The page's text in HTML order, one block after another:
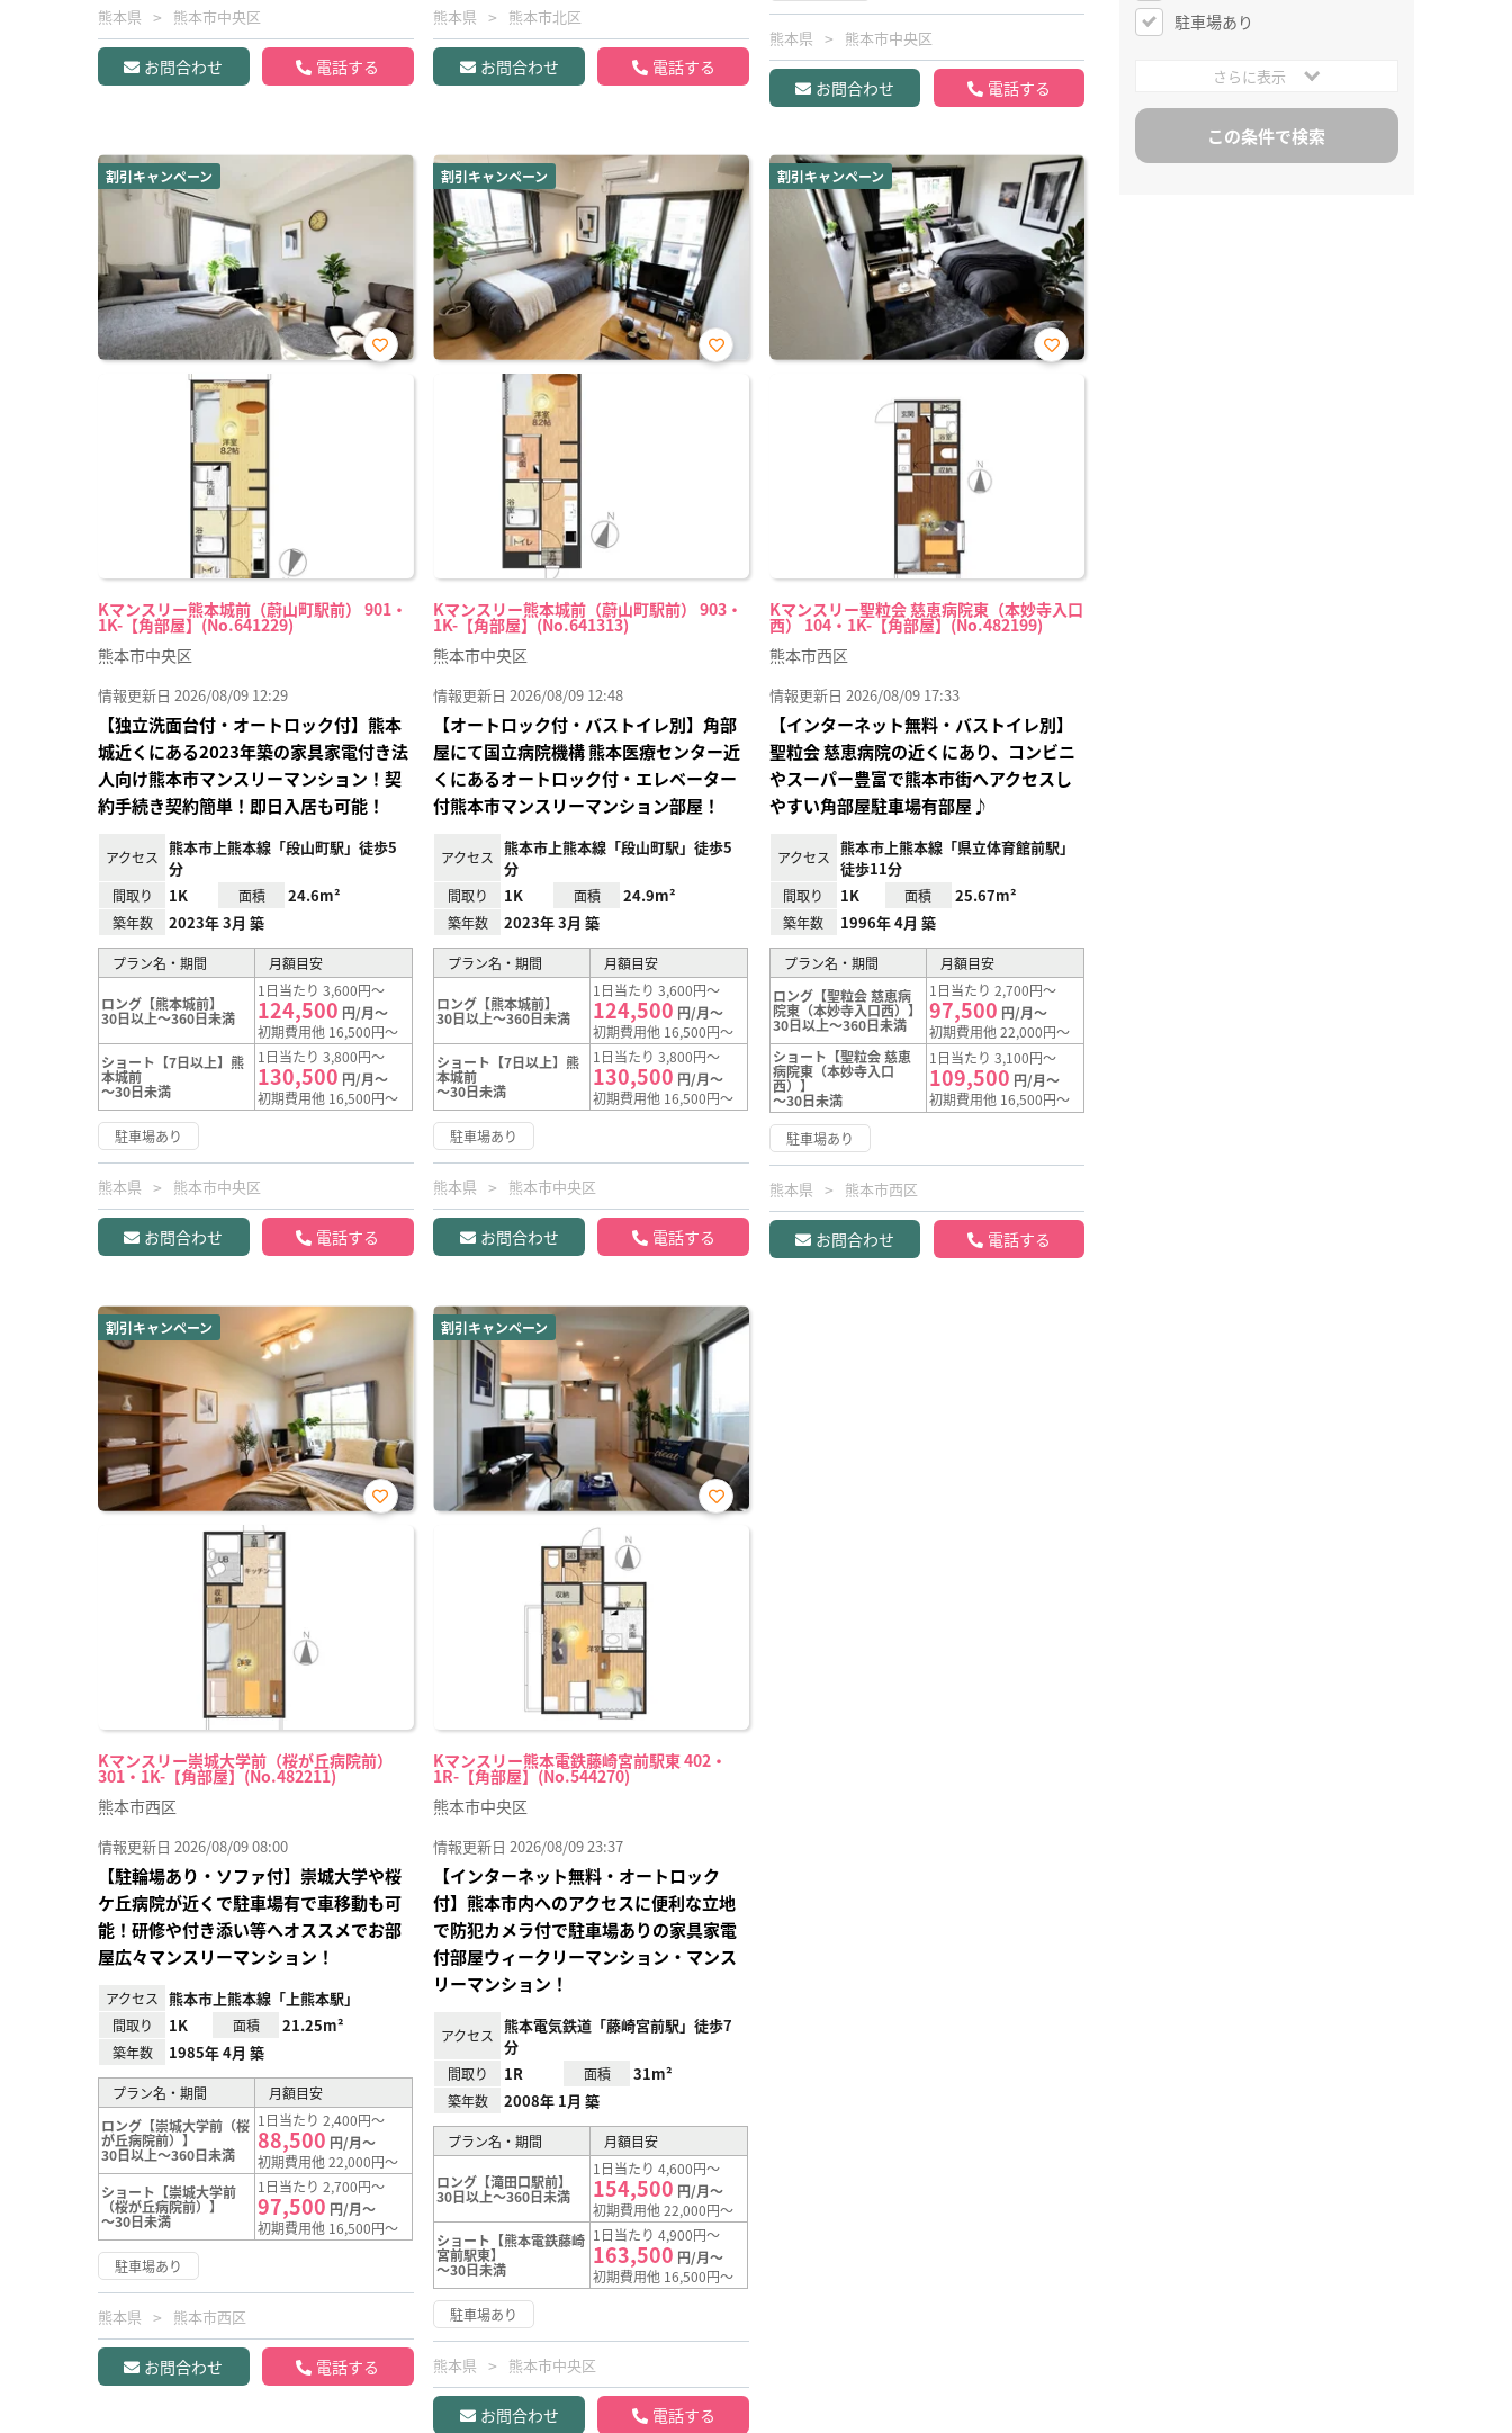
熊本県 熊本市中央区
お問合わせ 電話する
熊本県 熊本市北区
お問合わせ 電話する
熊本県 熊本市中央区
お問合わせ 電話する
割引キャンペーン
Kマンスリー熊本城前（蔚山町駅前） 901・
1K-【角部屋】(No.641229)
お気
熊本市中央区
情報更新日 2026/08/09 12:29
【独立洗面台付・オートロック付】熊本
城近くにある2023年築の家具家電付き法
人向け熊本市マンスリーマンション！契
約手続き契約簡単！即日入居も可能！
アクセス
熊本市上熊本線「段山町駅」徒歩5
分
間取り 1K 面積 24.6m²
築年数 2023年 3月 築
プラン名・期間 月額目安
ロング【熊本城前】
30日以上～360日未満
1日当たり 3,600円～
124,500 円/月～
初期費用他 16,500円～
ショート【7日以上】熊
本城前
～30日未満
1日当たり 3,800円～
130,500 円/月～
初期費用他 16,500円～
駐車場あり
熊本県 熊本市中央区
お問合わせ 電話する
割引キャンペーン
Kマンスリー熊本城前（蔚山町駅前） 903・
1K-【角部屋】(No.641313)
お気
熊本市中央区
情報更新日 2026/08/09 12:48
【オートロック付・バストイレ別】角部
屋にて国立病院機構 熊本医療センター近
くにあるオートロック付・エレベーター
付熊本市マンスリーマンション部屋！
アクセス
熊本市上熊本線「段山町駅」徒歩5
分
間取り 1K 面積 24.9m²
築年数 2023年 3月 築
プラン名・期間 月額目安
ロング【熊本城前】
30日以上～360日未満
1日当たり 3,600円～
124,500 円/月～
初期費用他 16,500円～
ショート【7日以上】熊
本城前
～30日未満
1日当たり 3,800円～
130,500 円/月～
初期費用他 16,500円～
駐車場あり
熊本県 熊本市中央区
お問合わせ 電話する
割引キャンペーン
Kマンスリー聖粒会 慈恵病院東（本妙寺入口
西） 104・1K-【角部屋】(No.482199)
お気
熊本市西区
情報更新日 2026/08/09 17:33
【インターネット無料・バストイレ別】
聖粒会 慈恵病院の近くにあり、コンビニ
やスーパー豊富で熊本市街へアクセスし
やすい角部屋駐車場有部屋♪
アクセス
熊本市上熊本線「県立体育館前駅」
徒歩11分
間取り 1K 面積 25.67m²
築年数 1996年 4月 築
プラン名・期間
月額目安
ロング【聖粒会 慈恵病
院東（本妙寺入口西）】
30日以上～360日未満
1日当たり 2,700円～
97,500 円/月～
初期費用他 22,000円～
ショート【聖粒会 慈恵
病院東（本妙寺入口
西）】
～30日未満
1日当たり 3,100円～
109,500 円/月～
初期費用他 16,500円～
駐車場あり
熊本県 熊本市西区
お問合わせ 電話する
割引キャンペーン
Kマンスリー崇城大学前（桜が丘病院前）
301・1K-【角部屋】(No.482211)
お気
熊本市西区
情報更新日 2026/08/09 08:00
【駐輪場あり・ソファ付】崇城大学や桜
ケ丘病院が近くで駐車場有で車移動も可
能！研修や付き添い等へオススメでお部
屋広々マンスリーマンション！
アクセス 熊本市上熊本線「上熊本駅」
間取り 1K 面積 21.25m²
築年数 1985年 4月 築
プラン名・期間
月額目安
ロング【崇城大学前（桜
が丘病院前）】
30日以上～360日未満
1日当たり 2,400円～
88,500 円/月～
初期費用他 22,000円～
ショート【崇城大学前
（桜が丘病院前）】
～30日未満
1日当たり 2,700円～
97,500 円/月～
初期費用他 16,500円～
駐車場あり
熊本県 熊本市西区
お問合わせ 電話する
割引キャンペーン
Kマンスリー熊本電鉄藤崎宮前駅東 402・
1R-【角部屋】(No.544270)
お気
熊本市中央区
情報更新日 2026/08/09 23:37
【インターネット無料・オートロック
付】熊本市内へのアクセスに便利な立地
で防犯カメラ付で駐車場ありの家具家電
付部屋ウィークリーマンション・マンス
リーマンション！
アクセス
熊本電気鉄道「藤崎宮前駅」徒歩7
分
間取り 1R 面積 31m²
築年数 2008年 1月 築
プラン名・期間 月額目安
ロング【滝田口駅前】
30日以上～360日未満
1日当たり 4,600円～
154,500 円/月～
初期費用他 22,000円～
ショート【熊本電鉄藤崎
宮前駅東】
～30日未満
1日当たり 4,900円～
163,500 円/月～
初期費用他 16,500円～
駐車場あり
熊本県 熊本市中央区
お問合わせ 電話する
駐車場あり
さらに表示